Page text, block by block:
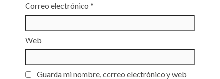
Correo electrónico *
Web
Guarda mi nombre, correo electrónico y web